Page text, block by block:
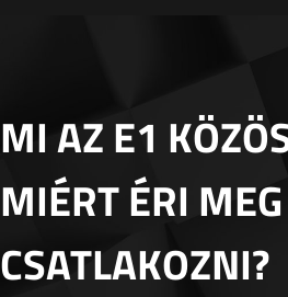
MI AZ E1
MIÉRT ÉRI MEG
CSATLAKOZNI?